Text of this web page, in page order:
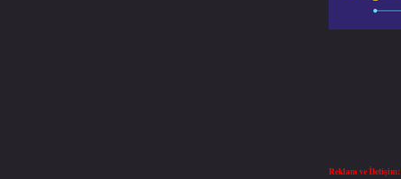
Reklam ve İletişim: